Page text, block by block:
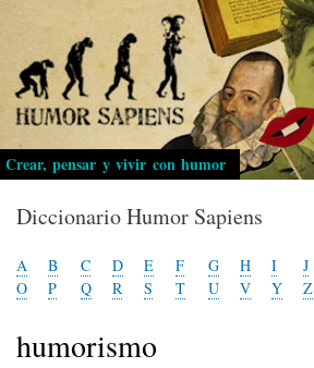
Pasar
al
contenido
principal
Crear, pensar y vivir con humor
Diccionario Humor Sapiens
A B C D E F G H I J
O
P Q R S T U V Y Z
humorismo